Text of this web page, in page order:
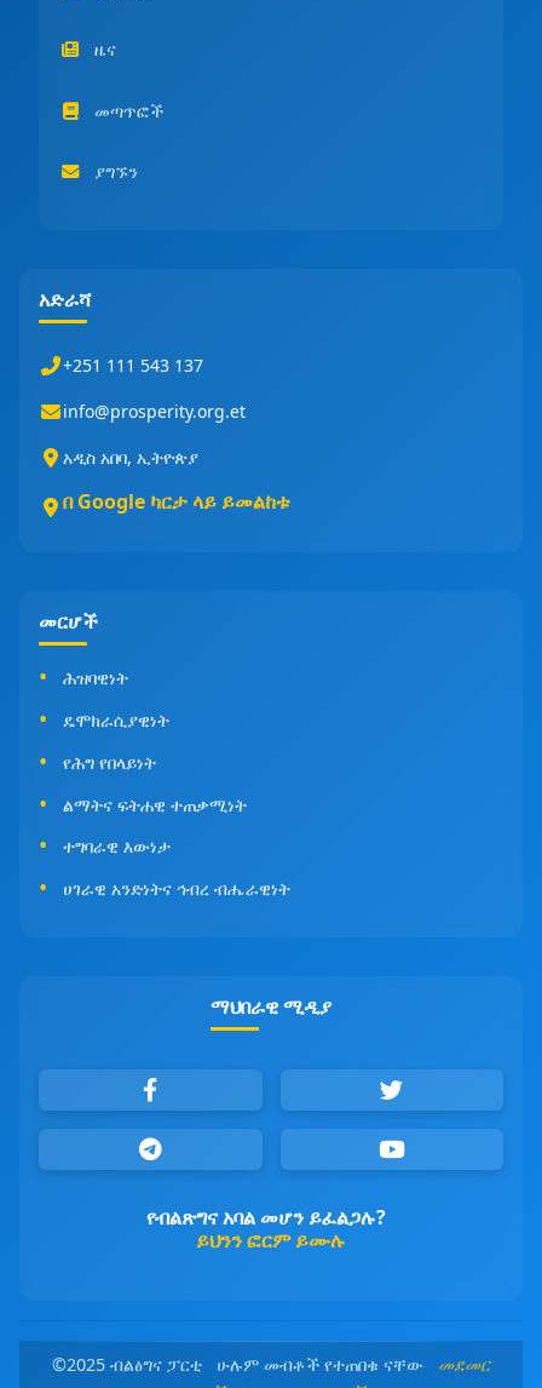
ዜና
መጣጥፎች
ያግኙን
አድራሻ
+251 111 543 137
info@prosperity.org.et
አዲስ አበባ, ኢትዮጵያ
በ Google ካርታ ላይ ይመልከቱ
መርሆች
ሕዝባዊነት
ዴሞክራሲያዊነት
የሕግ የበላይነት
ልማትና ፍትሐዊ ተጠቃሚነት
ተግባራዊ እውነታ
ሀገራዊ አንድነትና ኅብረ ብሔራዊነት
ማህበራዊ ሚዲያ
የብልጽግና አባል መሆን ይፈልጋሉ?
ይህንን ፎርም ይሙሉ
©2025 ብልፅግና ፓርቲ ሁሉም መብቶች የተጠበቁ ናቸው መደመር